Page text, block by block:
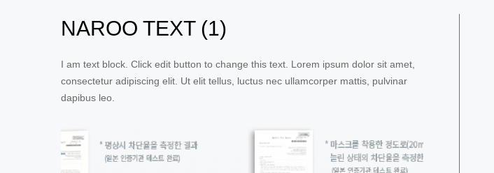
NAROO TEXT (1)
I am text block. Click edit button to change this text. Lorem ipsum dolor sit amet,
consectetur adipiscing elit. Ut elit tellus, luctus nec ullamcorper mattis, pulvinar
dapibus leo.